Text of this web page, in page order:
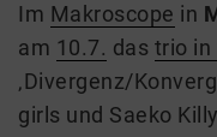
Im Makroscope in
am 10.7. das trio in
‚Divergenz/
girls und Saeko